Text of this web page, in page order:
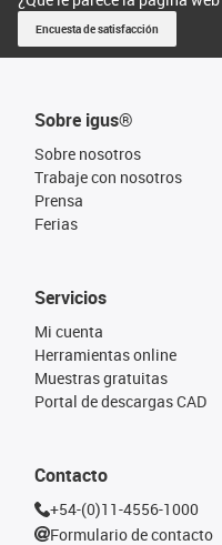
Encuesta de satisfacción
Sobre igus®
Sobre nosotros
Trabaje con nosotros
Prensa
Ferias
Servicios
Mi cuenta
Herramientas online
Muestras gratuitas
Portal de descargas CAD
Contacto
+54-(0)11-4556-1000
Formulario de contacto